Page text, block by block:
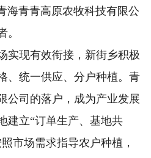
海青青高原农牧科技有限公
。
现有效衔接，新街乡积极
、统一供应、分户种植。青
公司的落户，成为产业发展
建立“订单生产、基地共
市场需求指导农户种植，